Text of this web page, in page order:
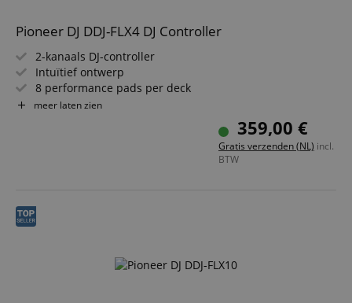
Pioneer DJ DDJ-FLX4 DJ Controller
2-kanaals DJ-controller
Intuïtief ontwerp
8 performance pads per deck
Smart Fader-functie
Al vrijgeschakeld voor rekordbox DJ en Serato DJ Lite
meer laten zien
359,00 €
Gratis verzenden (NL) incl.
BTW